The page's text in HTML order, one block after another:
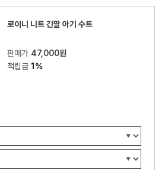
로이니 니트 긴팔 아기 수트
판매가 47,000원
적립금1%